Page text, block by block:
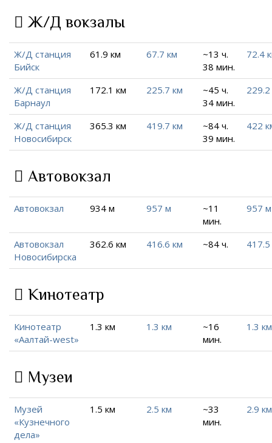
Ж/Д вокзалы
Ж/Д станция
Бийск
61.9 км 67.7 км
~13 ч.
38 мин.
72.4
Ж/Д станция
Барнаул
172.1 км 225.7 км
~45 ч.
34 мин.
Ж/Д станция
Новосибирск
365.3 км 419.7 км
~84 ч.
39 мин.
422
Автовокзал
Автовокзал 934 м 957 м
~11
мин.
957 м
Автовокзал
Новосибирска
362.6 км 416.6 км ~84 ч.
Кинотеатр
Кинотеатр
«Аалтай-west»
1.3 км 1.3 км
~16
мин.
1.3 км
Музеи
Музей
«Кузнечного
дела»
1.5 км 2.5 км
~33
мин.
2.9 км